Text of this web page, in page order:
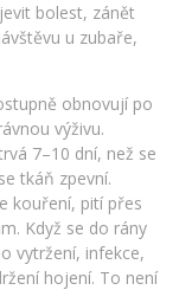
bolest, zánět
u zubaře,
obnovují po
výživu.
7–10 dní, než se
tkáň zpevní.
kouření, pití přes
Když se do rány
vytržení, infekce,
hojení. To není